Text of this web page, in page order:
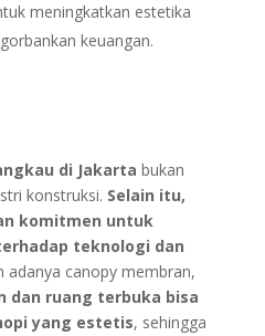
meningkatkan estetika
keuangan.
di Jakarta bukan
konstruksi. Selain itu,
komitmen untuk
teknologi dan
adanya canopy membran,
dan ruang terbuka bisa
yang estetis, sehingga